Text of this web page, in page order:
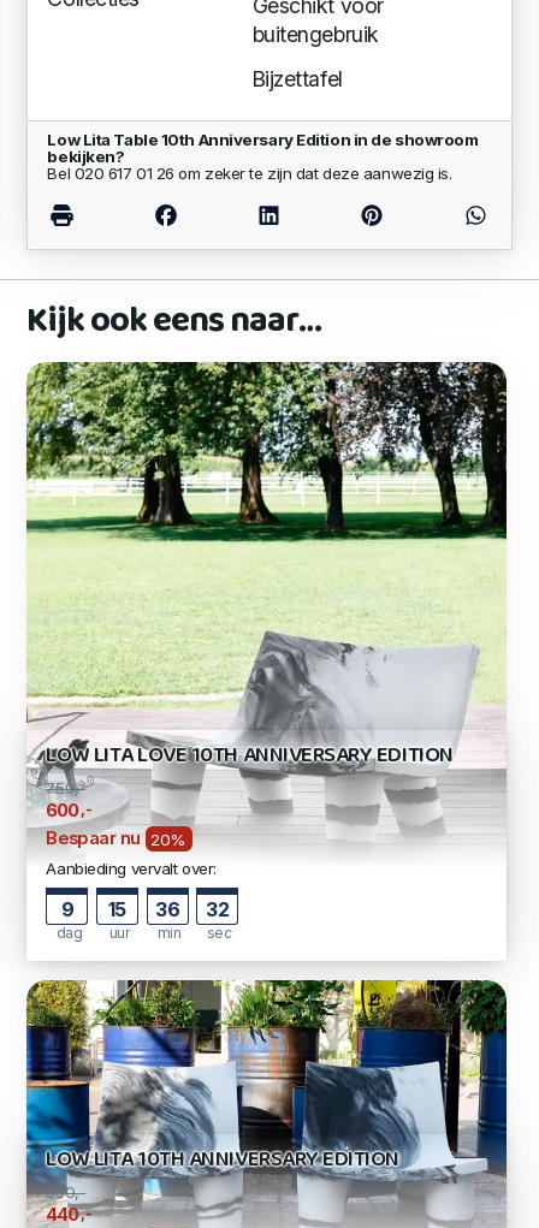
Geschikt voor
buitengebruik
Bijzettafel
Low Lita Table 10th Anniversary Edition in de showroom
bekijken?
Bel 020 617 01 26 om zeker te zijn dat deze aanwezig is.
Kijk ook eens naar…
LOW LITA LOVE 10TH ANNIVERSARY EDITION
750,-
600,-
Bespaar nu
20%
Aanbieding vervalt over:
9
dag
15
uur
36
min
31
sec
LOW LITA 10TH ANNIVERSARY EDITION
550,-
440,-